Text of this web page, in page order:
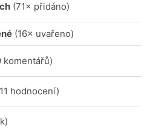
(71× přidáno)
(16× uvařeno)
komentářů)
hodnocení)